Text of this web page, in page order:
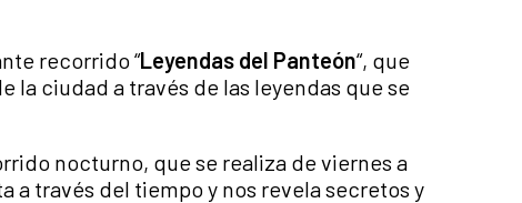
recorrido “Leyendas del Panteón“, que
la ciudad a través de las leyendas que se
nocturno, que se realiza de viernes a
a través del tiempo y nos revela secretos y